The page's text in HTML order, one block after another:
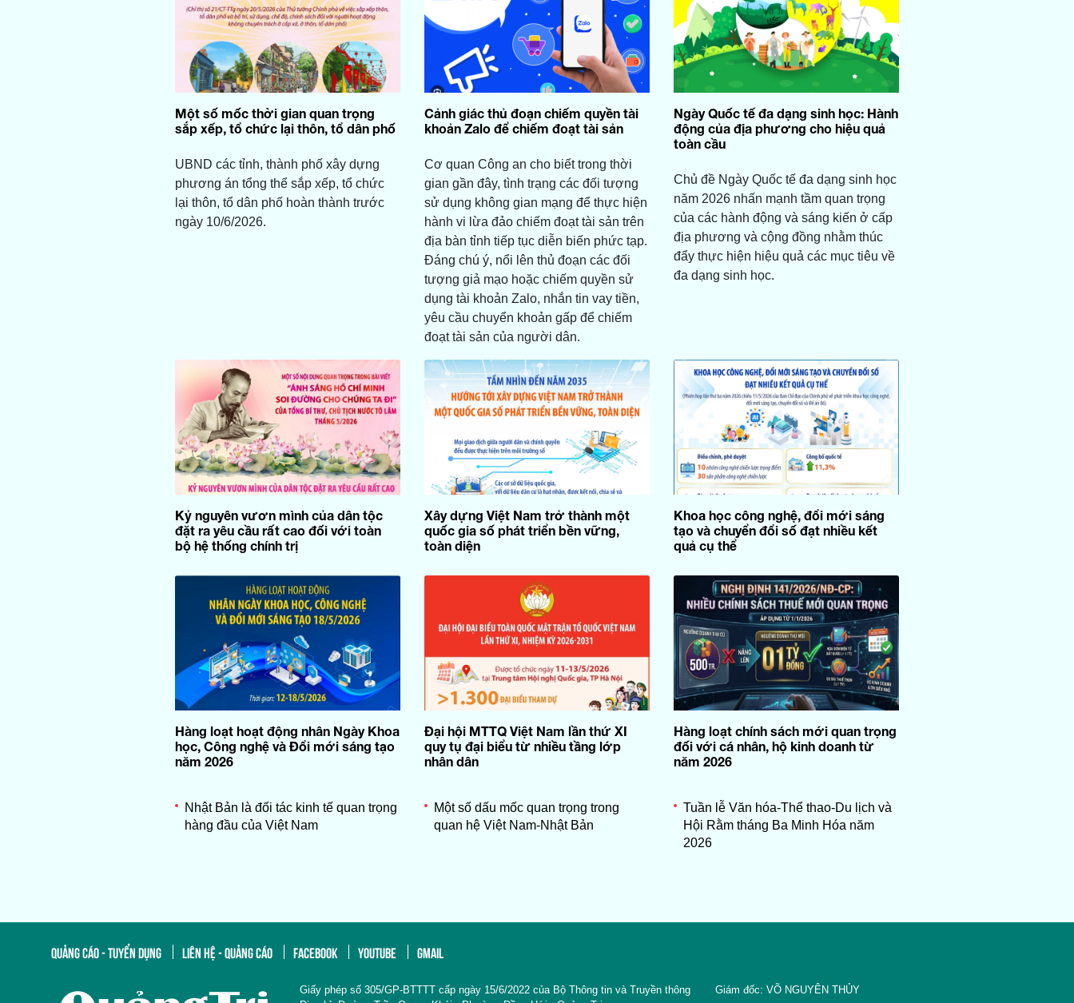
Một số mốc thời gian quan trọng
sắp xếp, tổ chức lại thôn, tổ dân phố
UBND các tỉnh, thành phố xây dựng
phương án tổng thể sắp xếp, tổ chức
lại thôn, tổ dân phố hoàn thành trước
ngày 10/6/2026.
Cảnh giác thủ đoạn chiếm quyền tài
khoản Zalo để chiếm đoạt tài sản
Cơ quan Công an cho biết trong thời
gian gần đây, tình trạng các đối tượng
sử dụng không gian mạng để thực hiện
hành vi lừa đảo chiếm đoạt tài sản trên
địa bàn tỉnh tiếp tục diễn biến phức tạp.
Đáng chú ý, nổi lên thủ đoạn các đối
tượng giả mạo hoặc chiếm quyền sử
dụng tài khoản Zalo, nhắn tin vay tiền,
yêu cầu chuyển khoản gấp để chiếm
đoạt tài sản của người dân.
Ngày Quốc tế đa dạng sinh học: Hành
động của địa phương cho hiệu quả
toàn cầu
Chủ đề Ngày Quốc tế đa dạng sinh học
năm 2026 nhấn mạnh tầm quan trọng
của các hành động và sáng kiến ở cấp
địa phương và cộng đồng nhằm thúc
đẩy thực hiện hiệu quả các mục tiêu về
đa dạng sinh học.
Kỷ nguyên vươn mình của dân tộc
đặt ra yêu cầu rất cao đối với toàn
bộ hệ thống chính trị
Xây dựng Việt Nam trở thành một
quốc gia số phát triển bền vững,
toàn diện
Khoa học công nghệ, đổi mới sáng
tạo và chuyển đổi số đạt nhiều kết
quả cụ thể
Hàng loạt hoạt động nhân Ngày Khoa
học, Công nghệ và Đổi mới sáng tạo
năm 2026
Đại hội MTTQ Việt Nam lần thứ XI
quy tụ đại biểu từ nhiều tầng lớp
nhân dân
Hàng loạt chính sách mới quan trọng
đối với cá nhân, hộ kinh doanh từ
năm 2026
Nhật Bản là đối tác kinh tế quan trọng
hàng đầu của Việt Nam
Một số dấu mốc quan trọng trong
quan hệ Việt Nam-Nhật Bản
Tuần lễ Văn hóa-Thể thao-Du lịch và
Hội Rằm tháng Ba Minh Hóa năm
2026
QUẢNG CÁO - TUYỂN DỤNG LIÊN HỆ - QUẢNG CÁO FACEBOOK YOUTUBE GMAIL
Giấy phép số 305/GP-BTTTT cấp ngày 15/6/2022 của Bộ Thông tin và Truyền thông
Giám đốc: VÕ NGUYÊN THỦY